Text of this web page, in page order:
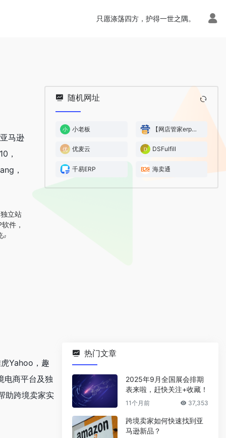
只愿涤荡四方，护得一世之隅。
马逊
，
，
立站
件，
随机网址
小老板 【网店管家erp】电商ERP
优麦云 DSFulfill
千易ERP 海卖通
Yahoo，趣
商平台及独
助跨境卖家实
热门文章
2025年9月全国展会排期
表来啦，赶快关注+收藏！
11个月前 37,353
跨境卖家如何快速找到亚
马逊新品？